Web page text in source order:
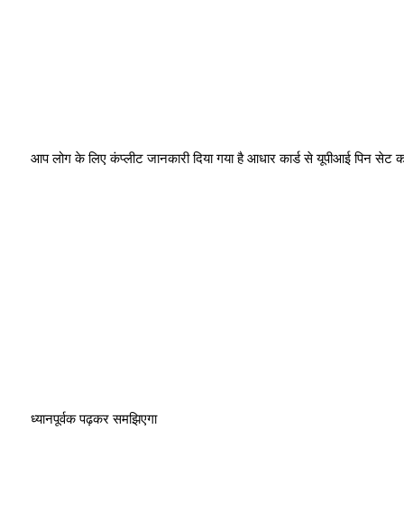
आप लोग के लिए कंप्लीट जानकारी दिया गया है आधार कार्ड से यूपीआई पिन
ध्यानपूर्वक पढ़कर समझिएगा